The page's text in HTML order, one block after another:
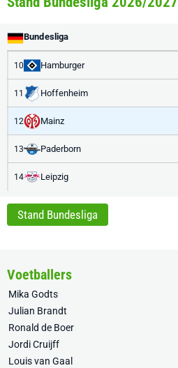
Bundesliga
10 Hamburger
11 Hoffenheim
12 Mainz
13 Paderborn
14 Leipzig
Stand Bundesliga
Voetballers
Mika Godts
Julian Brandt
Ronald de Boer
Jordi Cruijff
Louis van Gaal